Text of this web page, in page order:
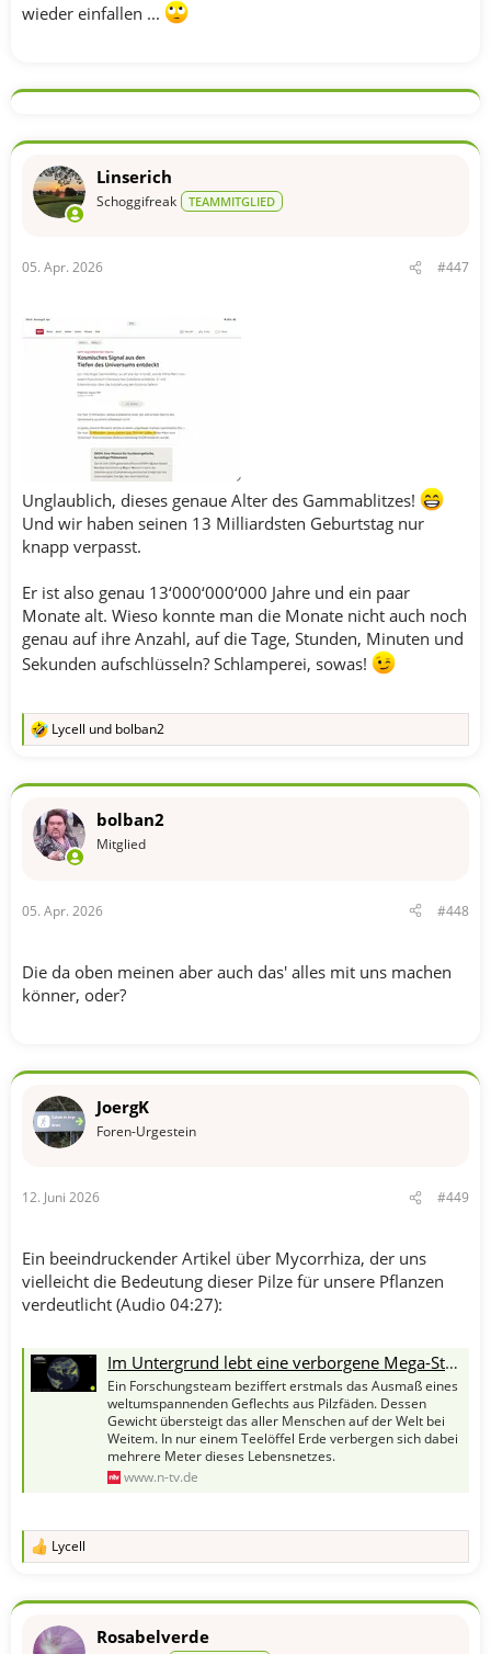
wieder einfallen ...
Linserich
Schoggifreak TEAMMITGLIED
05. Apr. 2026 #447
Unglaublich, dieses genaue Alter des Gammablitzes!
Und wir haben seinen 13 Milliardsten Geburtstag nur
knapp verpasst.
Er ist also genau 13‘000‘000‘000 Jahre und ein paar
Monate alt. Wieso konnte man die Monate nicht auch noch
genau auf ihre Anzahl, auf die Tage, Stunden, Minuten und
Sekunden aufschlüsseln? Schlamperei, sowas!
R
k
o
:
Lycell und bolban2
bolban2
Mitglied
05. Apr. 2026 #448
Die da oben meinen aber auch das' alles mit uns machen
könner, oder?
JoergK
Foren-Urgestein
12. Juni 2026 #449
Ein beeindruckender Artikel über Mycorrhiza, der uns
vielleicht die Bedeutung dieser Pilze für unsere Pflanzen
verdeutlicht (Audio 04:27):
Im Untergrund lebt eine verborgene Mega-Struktur
Ein Forschungsteam beziffert erstmals das Ausmaß eines
weltumspannenden Geflechts aus Pilzfäden. Dessen
Gewicht übersteigt das aller Menschen auf der Welt bei
Weitem. In nur einem Teelöffel Erde verbergen sich dabei
mehrere Meter dieses Lebensnetzes.
www.n-tv.de
R
k
Lycell
Rosabelverde